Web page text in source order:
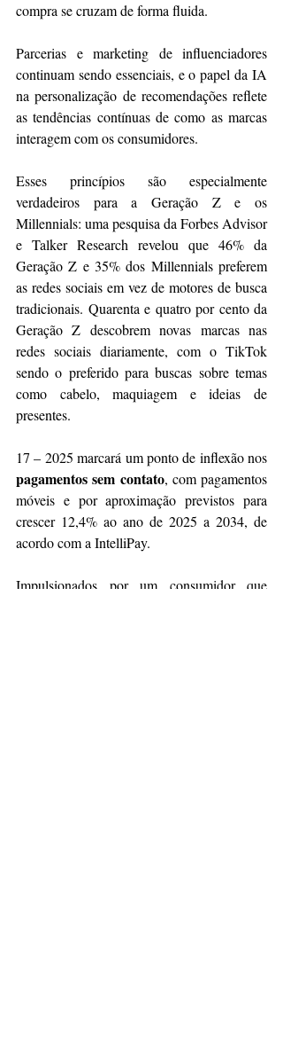
compra se cruzam de forma fluida.
Parcerias e marketing de influenciadores
continuam sendo essenciais, e o papel da IA
na personalização de recomendações reflete
as tendências contínuas de como as marcas
interagem com os consumidores.
Esses princípios são especialmente
verdadeiros para a Geração Z e os
Millennials: uma pesquisa da Forbes Advisor
e Talker Research revelou que 46% da
Geração Z e 35% dos Millennials preferem
as redes sociais em vez de motores de busca
tradicionais. Quarenta e quatro por cento da
Geração Z descobrem novas marcas nas
redes sociais diariamente, com o TikTok
sendo o preferido para buscas sobre temas
como cabelo, maquiagem e ideias de
presentes.
pagamentos sem contato, com pagamentos
móveis e por aproximação previstos para
crescer 12,4% ao ano de 2025 a 2034, de
acordo com a IntelliPay.
Impulsionados por um consumidor que